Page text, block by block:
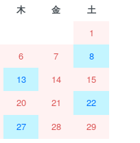
木 金
土
1
6 7
8
13 14
15
20 21
22
27 28
29